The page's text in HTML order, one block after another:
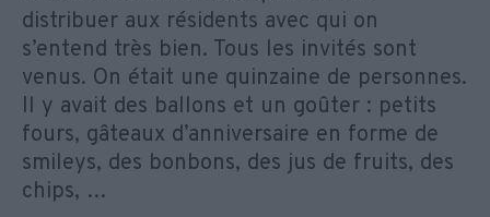
distribuer aux résidents avec qui on
s’entend très bien. Tous les invités sont
venus. On était une quinzaine de personnes.
Il y avait des ballons et un goûter : petits
fours, gâteaux d’anniversaire en forme de
smileys, des bonbons, des jus de fruits, des
chips, …